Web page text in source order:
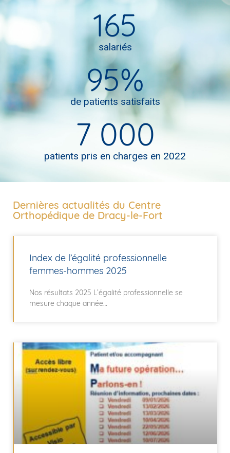
salariés
165
de patients satisfaits
95%
patients pris en charges en 2022
7 000
Dernières actualités du Centre
Orthopédique de Dracy-le-Fort
Index de l’égalité professionnelle
femmes-hommes 2025
Nos résultats 2025 L’égalité professionnelle se
mesure chaque année